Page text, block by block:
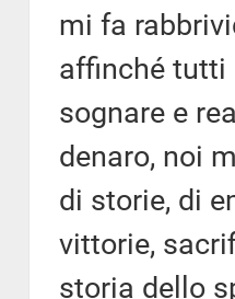
mi fa
affinché tutti
sognare e
denaro, noi
di storie, di
vittorie,
storia dello